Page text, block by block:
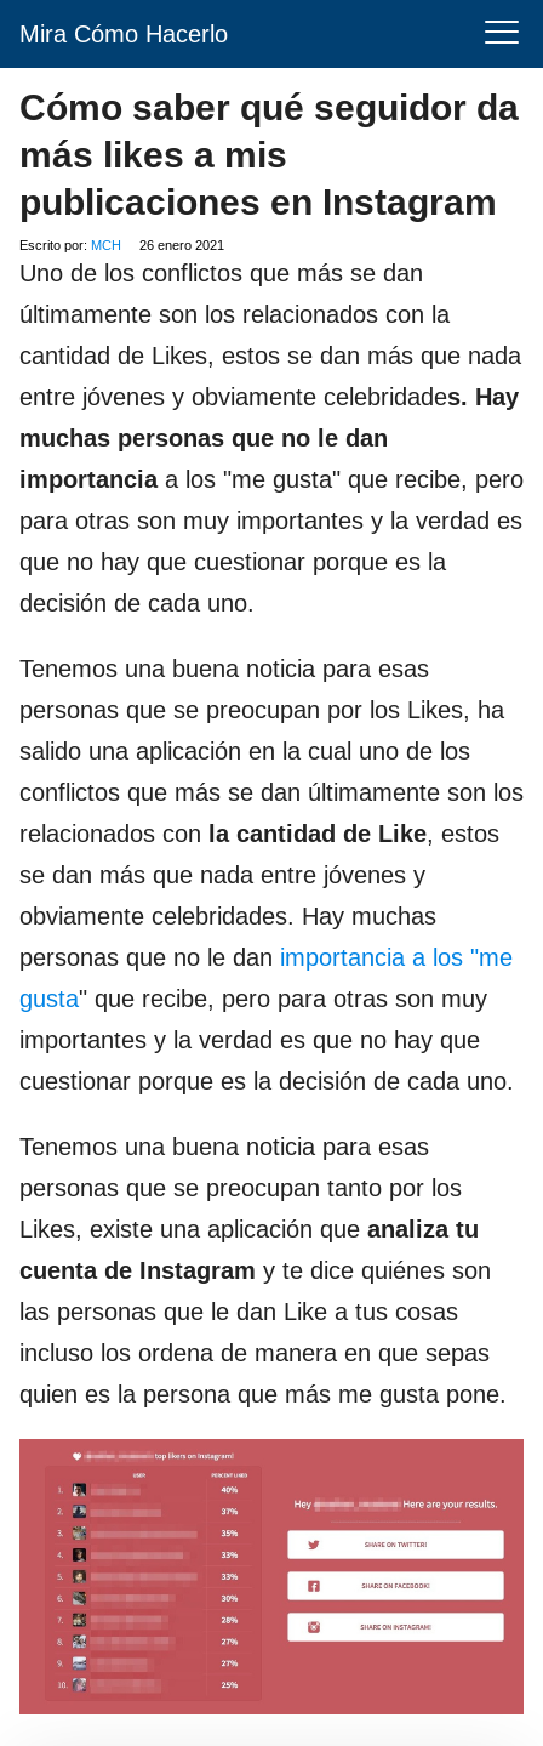
Mira Cómo Hacerlo
Cómo saber qué seguidor da
más likes a mis
publicaciones en Instagram
Escrito por: MCH 26 enero 2021
Uno de los conflictos que más se dan
últimamente son los relacionados con la
cantidad de Likes, estos se dan más que nada
entre jóvenes y obviamente celebridades. Hay
muchas personas que no le dan
importanciaa los "me gusta" que recibe, pero
para otras son muy importantes y la verdad es
que no hay que cuestionar porque es la
decisión de cada uno.
Tenemos una buena noticia para esas
personas que se preocupan por los Likes, ha
salido una aplicación en la cual uno de los
conflictos que más se dan últimamente son los
relacionados con la cantidad de Like, estos
se dan más que nada entre jóvenes y
obviamente celebridades. Hay muchas
personas que no le dan importancia a los "me
gusta" que recibe, pero para otras son muy
importantes y la verdad es que no hay que
cuestionar porque es la decisión de cada uno.
Tenemos una buena noticia para esas
personas que se preocupan tanto por los
Likes, existe una aplicación que analiza tu
cuenta de Instagram y te dice quiénes son
las personas que le dan Like a tus cosas
incluso los ordena de manera en que sepas
quien es la persona que más me gusta pone.